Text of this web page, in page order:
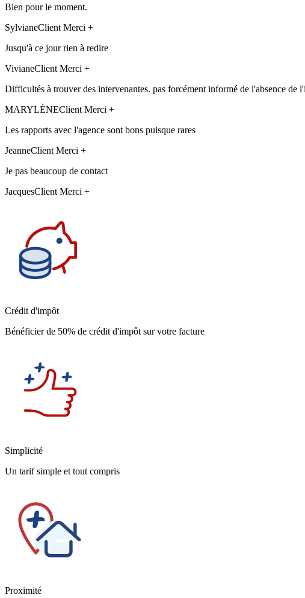
Bien pour le moment.
SylvianeClient Merci +
Jusqu'à ce jour rien à redire
VivianeClient Merci +
Difficultés à trouver des intervenantes. pas forcément informé de l'absence de
MARYLÈNEClient Merci +
Les rapports avec l'agence sont bons puisque rares
JeanneClient Merci +
Je pas beaucoup de contact
JacquesClient Merci +
Crédit d'impôt
Bénéficier de 50% de crédit d'impôt sur votre facture
Simplicité
Un tarif simple et tout compris
Proximité